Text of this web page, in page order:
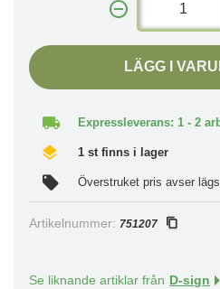
LÄGG I
Expressleverans: 1 - 2
1 st finns i lager
Överstruket pris avser
Artikelnummer: 751207
Se liknande artiklar från D-sign